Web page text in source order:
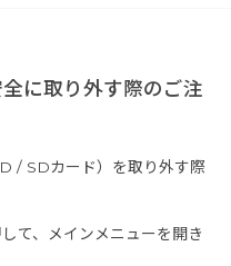
に取り外す際のご注
/ SDカード）を取り外す際
て、メインメニューを開き